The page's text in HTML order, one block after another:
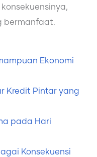
bermanfaat.
Ekonomi
Kredit Pintar yang
pada Hari
Konsekuensi